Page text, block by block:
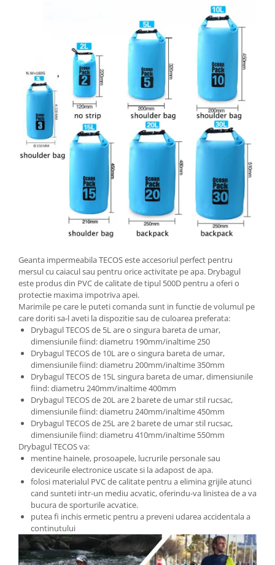
Geanta impermeabila TECOS este accesoriul perfect pentru
mersul cu caiacul sau pentru orice activitate pe apa. Drybagul
este produs din PVC de calitate de tipul 500D pentru a oferi o
protectie maxima impotriva apei.
Marimile pe care le puteti comanda sunt in functie de volumul pe
care doriti sa-l aveti la dispozitie sau de culoarea preferata:
Drybagul TECOS de 5L are o singura bareta de umar,
dimensiunile fiind: diametru 190mm/inaltime 250
Drybagul TECOS de 10L are o singura bareta de umar,
dimensiunile fiind: diametru 200mm/inaltime 350mm
Drybagul TECOS de 15L singura bareta de umar, dimensiunile
fiind: diametru 240mm/inaltime 400mm
Drybagul TECOS de 20L are 2 barete de umar stil rucsac,
dimensiunile fiind: diametru 240mm/inaltime 450mm
Drybagul TECOS de 25L are 2 barete de umar stil rucsac,
dimensiunile fiind: diametru 410mm/inaltime 550mm
Drybagul TECOS va:
mentine hainele, prosoapele, lucrurile personale sau
deviceurile electronice uscate si la adapost de apa.
folosi materialul PVC de calitate pentru a elimina grijile atunci
cand sunteti intr-un mediu acvatic, oferindu-va linistea de a va
bucura de sporturile acvatice.
putea fi inchis ermetic pentru a preveni udarea accidentala a
continutului